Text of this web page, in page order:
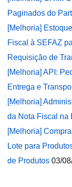
Paginados do
[Melhoria]
Fiscal à SEFAZ
Requisição de
[Melhoria] API:
Entrega e
[Melhoria]
da Nota Fiscal na
[Melhoria]
Lote para
de Produtos 03/